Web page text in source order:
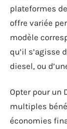
plateformes
offre variée
modèle
qu’il s’agisse
diesel, ou
Opter pour un
multiples
économies